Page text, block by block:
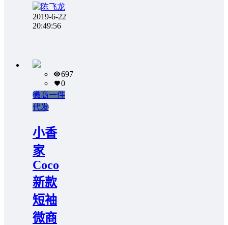
陈飞龙
2019-6-22
20:49:56
697
0
微商一件
代发
小香
家
Coco
新款
短袖
微商